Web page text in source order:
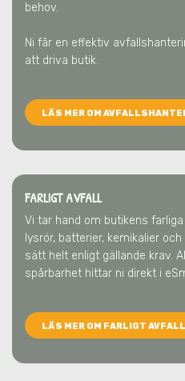
behov.
Ni får en effektiv
att driva butik.
LÄS MER OM
FARLIGT AVFALL
Vi tar hand om butikens farliga
lysrör, batterier, kemikalier
sätt helt enligt gällande krav.
spårbarhet hittar ni direkt i
LÄS MER OM FARLIGT AVFALL